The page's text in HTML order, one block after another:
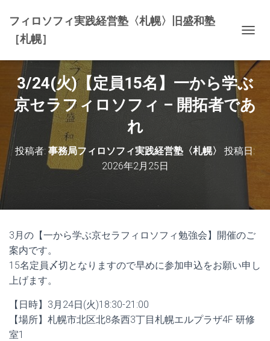
フィロソフィ実践経営塾〈札幌〉旧盛和塾
［札幌］
ゲ
ー
シ
ョ
ン
替
3/24(火)【定員15名】一から学ぶ
京セラフィロソフィ – 開拓者であ
れ
投稿者: 事務局フィロソフィ実践経営塾〈札幌〉
投稿日:
2026年2月25日
3月の【一から学ぶ京セラフィロソフィ勉強会】開催のご
案内です。
15名定員〆切となりますので早めに参加申込をお願い申し
上げます。
【日時】3月24日(火)18:30-21:00
【場所】札幌市北区北8条西3丁目札幌エルプラザ4F 研修
室1